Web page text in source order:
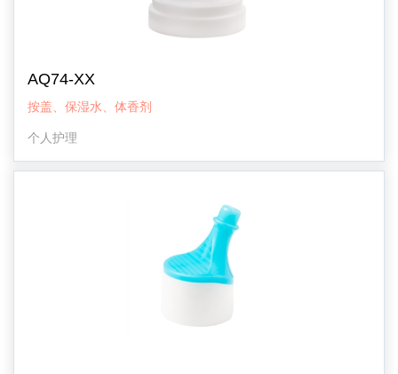
AQ74-XX
按盖、保湿水、体香剂
个人护理